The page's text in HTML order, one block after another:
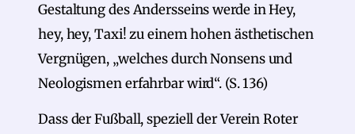
Gestaltung des Andersseins werde in Hey,
hey, hey, Taxi! zu einem hohen ästhetischen
Vergnügen, „welches durch Nonsens und
Neologismen erfahrbar wird“. (S. 136)
Dass der Fußball, speziell der Verein Roter